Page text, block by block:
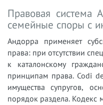
Правовая система
семейные споры с
Андорра применяет
права: при отсутствии
к каталонскому
принципам права. Codi
имущества супругов,
порядок раздела. Кодекс